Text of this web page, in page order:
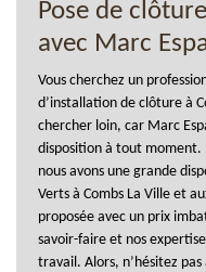
Pose de
avec Marc
Vous cherchez un
d’installation de clôture à
chercher loin, car Marc
disposition à tout moment.
nous avons une grande
Verts à Combs La Ville et
proposée avec un prix
savoir-faire et nos
travail. Alors, n’hésitez